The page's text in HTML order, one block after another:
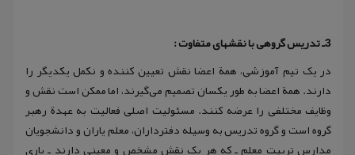
3ـ تدریس گروهی با نقشهای متفاوت :
در یک تیم آموزشی، همة اعضا نقش تعیین کننده و نکمل یکدیگر را
دارند. همة اعضا به طور یکسان تصمیم می‌گیرند، اما ممکن است نقش و
وظایف مختلفی را عرضه کنند. مسئولیت اصلی فعالیت به عهدة رهبر
گروه است و گروه تدریس به وسیله دفترداران، معلم یاران و دانشجویان
مدارس تربیت معلم ـ که هر یک نقش مشخص و معینی دارند ـ یاری